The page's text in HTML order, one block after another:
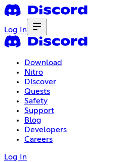
Log In
Download
Nitro
Discover
Quests
Safety
Support
Blog
Developers
Careers
Log In